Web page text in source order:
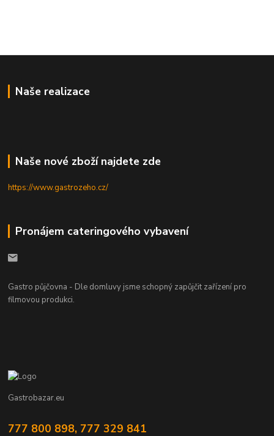
Naše realizace
Naše nové zboží najdete zde
https://www.gastrozeho.cz/
Pronájem cateringového vybavení
Gastro půjčovna - Dle domluvy jsme schopný zapůjčit zařízení pro
filmovou produkci.
Gastrobazar.eu
777 800 898, 777 329 841